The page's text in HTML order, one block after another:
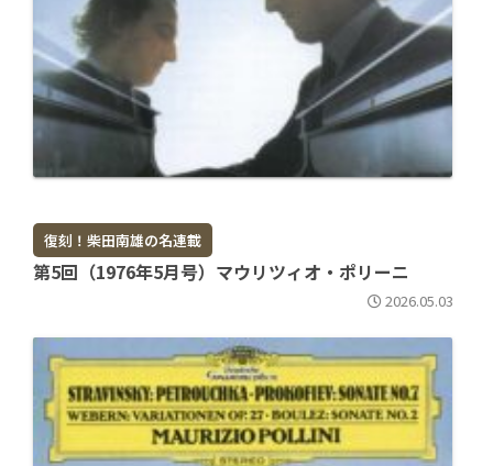
復刻！柴田南雄の名連載
第5回（1976年5月号）マウリツィオ・ポリーニ
2026.05.03